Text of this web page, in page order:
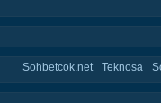
Sohbetcok.net Teknosa